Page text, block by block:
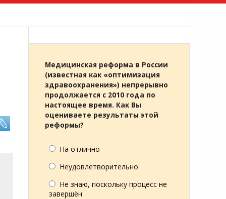
Медицинская реформа в России
(известная как «оптимизация
здравоохранения») непрерывно
продолжается с 2010 года по
настоящее время. Как Вы
оцениваете результаты этой
реформы?
На отлично
Неудовлетворительно
Не знаю, поскольку процесс не
завершён